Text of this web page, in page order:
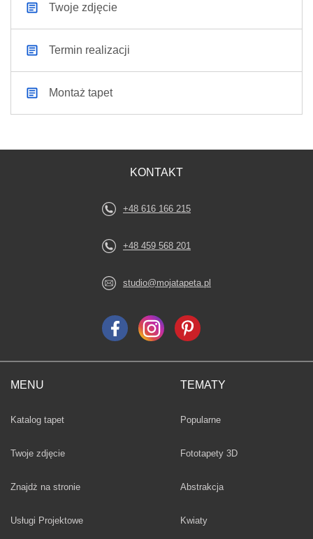
Twoje zdjęcie
Termin realizacji
Montaż tapet
MENU
Katalog tapet
Twoje zdjęcie
Znajdż na stronie
Usługi Projektowe
TEMATY
Fototapety
Popularne
Fototapety 3D
Fototapety
Abstrakcja
Fototapety
Kwiaty
KONTAKT
+48 616 166 215
+48 459 568 201
studio@mojatapeta.pl